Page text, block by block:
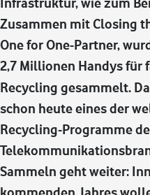
Zusammen mit Closing
One for One-Partner,
2,7 Millionen Handys für
Recycling gesammelt.
schon heute eines der
Recycling-Programme
Sammeln geht weiter: